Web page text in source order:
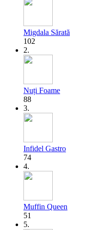
Migdala Sărată
102
2.
Nuți Foame
88
3.
Infidel Gastro
74
4.
Muffin Queen
51
5.